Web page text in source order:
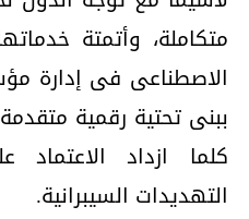
متكاملة، وأتمتة
الاصطناعى فى إدارة
ببنى تحتية رقمية
كلما ازداد الاعتماد
التهديدات السيبرانية.